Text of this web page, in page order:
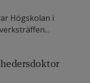
Digitalteknik.
Högskolan i